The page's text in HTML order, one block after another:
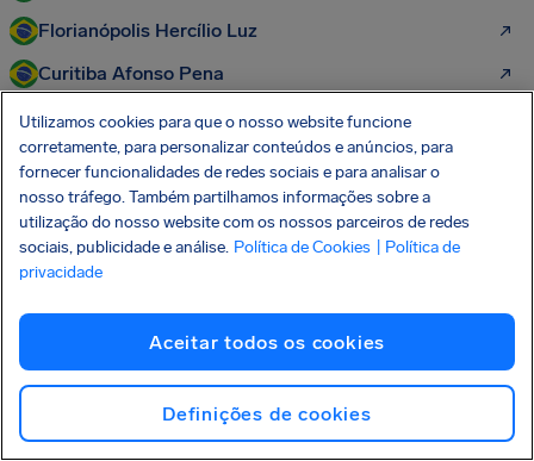
Florianópolis Hercílio Luz
Curitiba Afonso Pena
Mais direitos dos passageiros para
descobrir:
Direitos Aéreos
Cancelamentos De Voos
Extravio De Bagagem
Perder Voo De Conexão
Utilizamos cookies para que o nosso website funcione
corretamente, para personalizar conteúdos e anúncios, para
fornecer funcionalidades de redes sociais e para analisar o
nosso tráfego. Também partilhamos informações sobre a
utilização do nosso website com os nossos parceiros de redes
sociais, publicidade e análise. Política de Cookies
| Política de
privacidade
Aceitar todos os cookies
Definições de cookies